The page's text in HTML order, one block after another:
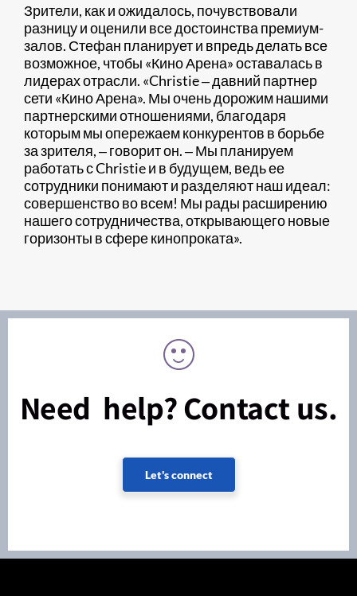
Зрители, как и ожидалось, почувствовали
разницу и оценили все достоинства премиум-
залов. Стефан планирует и впредь делать все
возможное, чтобы «Кино Арена» оставалась в
лидерах отрасли. «Christie ‒ давний партнер
сети «Кино Арена». Мы очень дорожим нашими
партнерскими отношениями, благодаря
которым мы опережаем конкурентов в борьбе
за зрителя, ‒ говорит он. ‒ Мы планируем
работать с Christie и в будущем, ведь ее
сотрудники понимают и разделяют наш идеал:
совершенство во всем! Мы рады расширению
нашего сотрудничества, открывающего новые
горизонты в сфере кинопроката».
Need help? Contact us.
Let's connect